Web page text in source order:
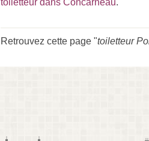
toiletteur dans Concarneau.
Retrouvez cette page "toiletteur